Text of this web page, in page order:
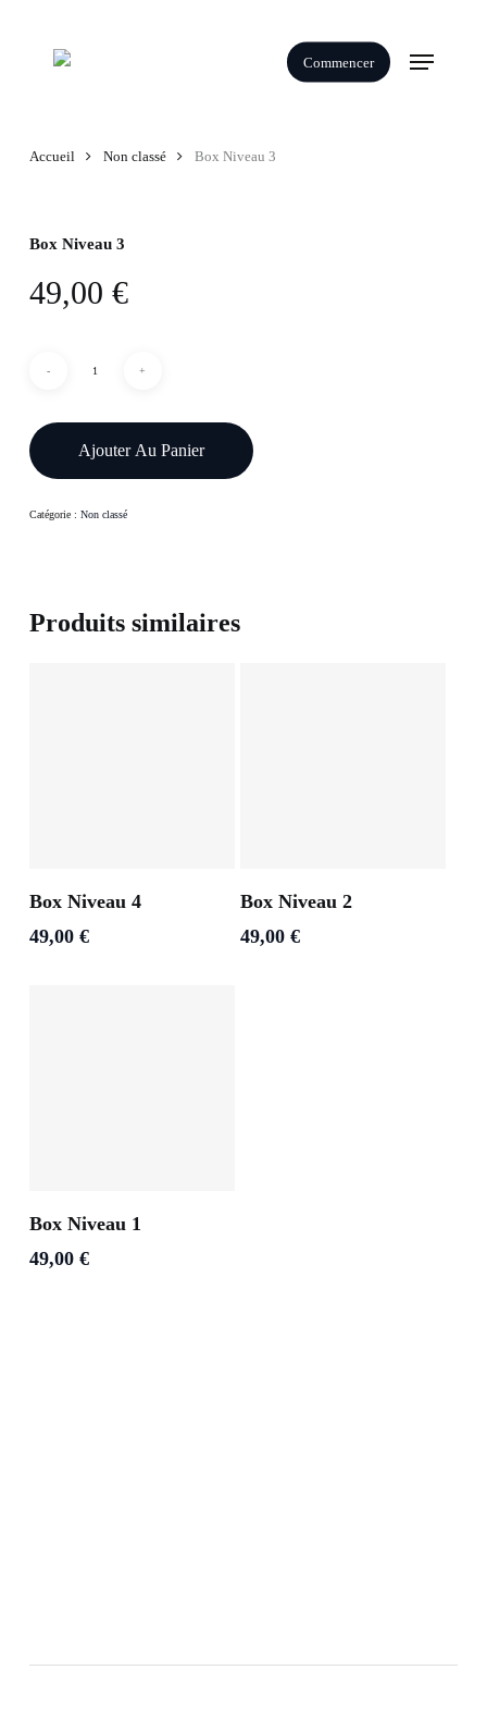
Commencer
Menu
Accueil Non classé Box Niveau 3
Box Niveau 3
49,00 €
Ajouter Au Panier
Catégorie : Non classé
Produits similaires
Ajouter Au Panier
Box Niveau 4
49,00 €
Ajouter Au Panier
Box Niveau 2
49,00€
Ajouter Au Panier
Box Niveau 1
49,00 €